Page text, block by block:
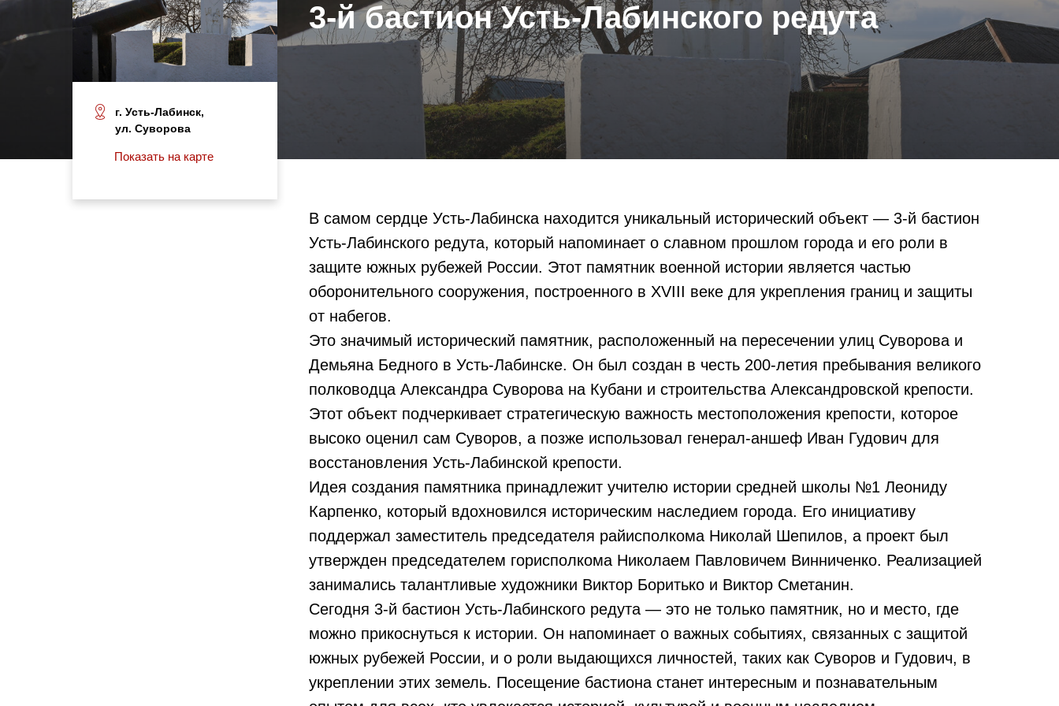
3-й бастион Усть-Лабинского редута
г. Усть-Лабинск,
ул. Суворова
В самом сердце Усть-Лабинска находится уникальный исторический объект — 3-й бастион
Усть-Лабинского редута, который напоминает о славном прошлом города и его роли в
защите южных рубежей России. Этот памятник военной истории является частью
оборонительного сооружения, построенного в XVIII веке для укрепления границ и защиты
от набегов.
Это значимый исторический памятник, расположенный на пересечении улиц Суворова и
Демьяна Бедного в Усть-Лабинске. Он был создан в честь 200-летия пребывания великого
полководца Александра Суворова на Кубани и строительства Александровской крепости.
Этот объект подчеркивает стратегическую важность местоположения крепости, которое
высоко оценил сам Суворов, а позже использовал генерал-аншеф Иван Гудович для
восстановления Усть-Лабинской крепости.
Идея создания памятника принадлежит учителю истории средней школы №1 Леониду
Карпенко, который вдохновился историческим наследием города. Его инициативу
поддержал заместитель председателя райисполкома Николай Шепилов, а проект был
утвержден председателем горисполкома Николаем Павловичем Винниченко. Реализацией
занимались талантливые художники Виктор Боритько и Виктор Сметанин.
Сегодня 3-й бастион Усть-Лабинского редута — это не только памятник, но и место, где
можно прикоснуться к истории. Он напоминает о важных событиях, связанных с защитой
южных рубежей России, и о роли выдающихся личностей, таких как Суворов и Гудович, в
укреплении этих земель. Посещение бастиона станет интересным и познавательным
Показать на карте